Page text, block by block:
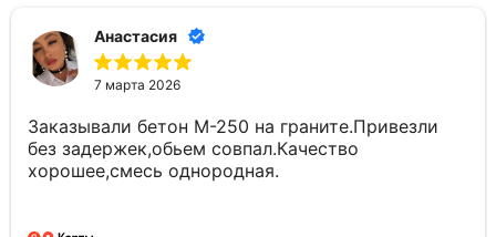
Анастасия
7 марта 2026
Заказывали бетон М-250 на граните.Привезли
без задержек,обьем совпал.Качество
хорошее,смесь однородная.